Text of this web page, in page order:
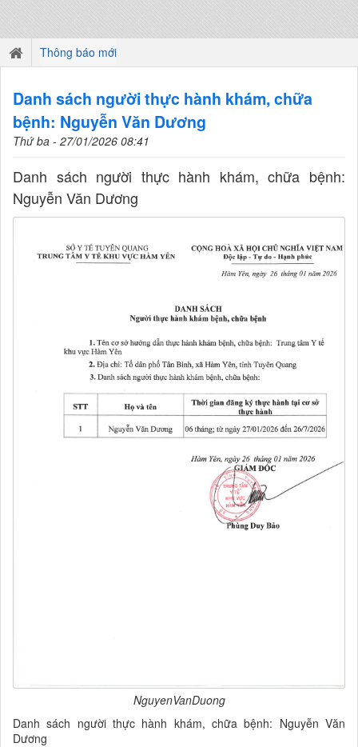
Thông báo mới
Danh sách người thực hành khám, chữa
bệnh: Nguyễn Văn Dương
Thứ ba - 27/01/2026 08:41
Danh sách người thực hành khám, chữa bệnh:
Nguyễn Văn Dương
NguyenVanDuong
Danh sách người thực hành khám, chữa bệnh: Nguyễn Văn
Dương